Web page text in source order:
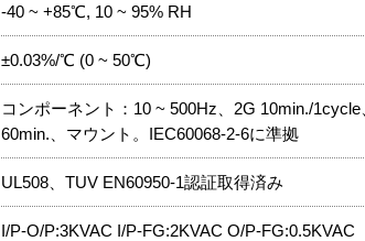
-40 ~ +85℃, 10 ~ 95% RH
±0.03%/℃ (0 ~ 50℃)
コンポーネント：10 ~ 500Hz、2G 10min./
60min.、マウント。IEC60068-2-6に準拠
UL508、TUV EN60950-1認証取得済み
I/P-O/P:3KVAC I/P-FG:2KVAC O/P-FG:0.5KVAC